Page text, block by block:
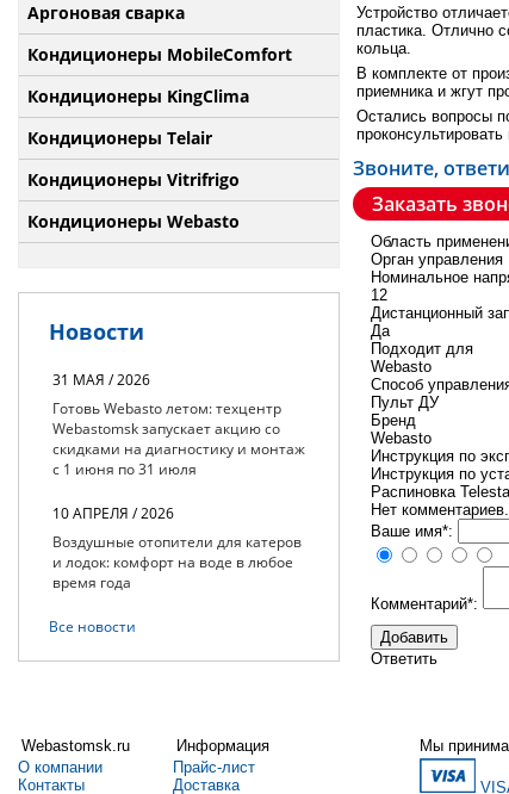
Аргоновая сварка
Кондиционеры MobileComfort
Кондиционеры KingClima
Кондиционеры Telair
Кондиционеры Vitrifrigo
Кондиционеры Webasto
Новости
31 МАЯ / 2026
Готовь Webasto летом: техцентр
Webastomsk запускает акцию со
скидками на диагностику и монтаж
с 1 июня по 31 июля
10 АПРЕЛЯ / 2026
Воздушные отопители для катеров
и лодок: комфорт на воде в любое
время года
Все новости
Устройство
пластика. Отлично
кольца.
В комплекте от
приемника и жгут
Остались вопросы
Звоните,
Заказать
Область
Орган управления
Номинальное
12
Дистанционный
Да
Подходит для
Webasto
Способ
Пульт ДУ
Бренд
Webasto
Инструкция по
Инструкция по
Распиновка
Нет
Ваше имя*:
Комментарий*:
Ответить
Webastomsk.ru
О компании
Контакты
Информация
Прайс-лист
Доставка
Мы